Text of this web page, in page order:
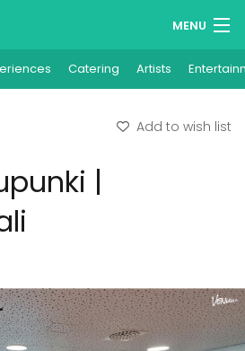
MENU
Wish lists
your venue
Catering Artists
Add to wish list
|